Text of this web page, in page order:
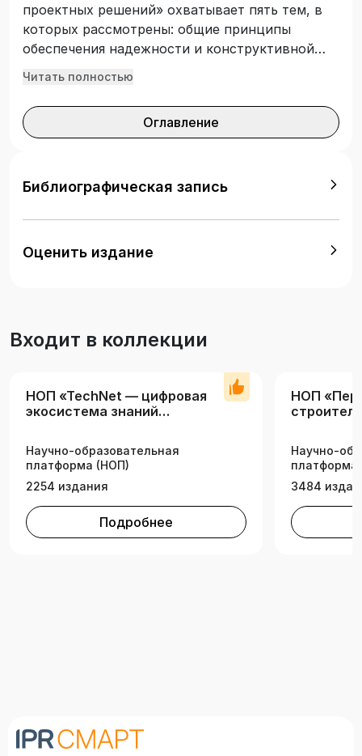
проектных решений» охватывает пять тем, в
которых рассмотрены: общие принципы
обеспечения надежности и конструктивной
безопасности объектов строительства;
сложности объектов строительства; состав,
содержание, руководство по организации
об авторском надзоре за строительством
студентов направления 08.03.01
«Строительство», профиль – «Информационно-
стоимостной инжиниринг» очной и заочной
Читать полностью
Оглавление
Библиографическая запись
Оценить издание
Входит в коллекции
НОП «TechNet — цифровая
экосистема знаний
Научно-образовательная
платформа (НОП)
2254 издания
Подробнее
НОП
Научно-
платформа
3484